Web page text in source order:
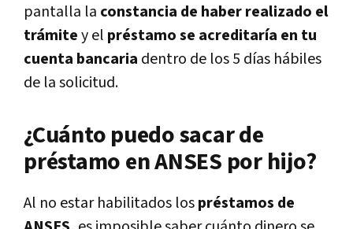
pantalla la constancia de haber realizado el
trámitey el préstamo se acreditaría en tu
cuenta bancaria dentro de los 5 días hábiles
de la solicitud.
¿Cuánto puedo sacar de
préstamo en ANSES por hijo?
Al no estar habilitados lospréstamos de